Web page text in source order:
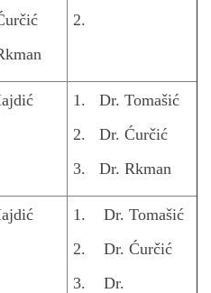
2.
1. Dr. Tomašić
2. Dr. Ćurčić
3. Dr. Rkman
1. Dr. Tomašić
2. Dr. Ćurčić
3. Dr.